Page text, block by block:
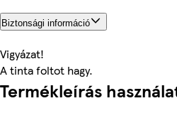
Biztonsági információ
Vigyázat!
A tinta foltot hagy.
Termékleírás